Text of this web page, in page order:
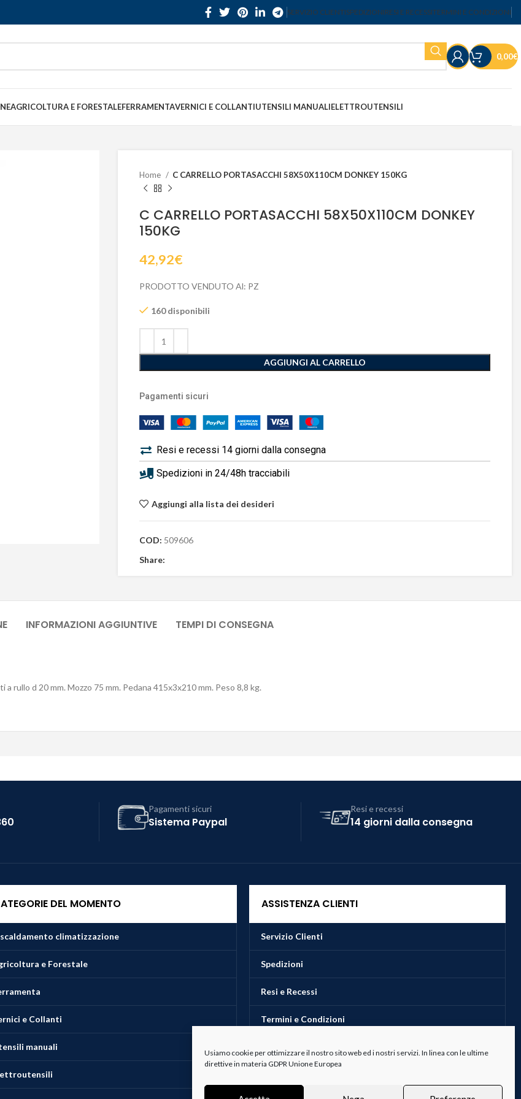
Usiamo cookie per ottimizzare il nostro sito web ed i nostri servizi. In linea con le ultime
direttive in materia GDPR Unione Europea
SERVIZIO CLIENTISPEDIZIONIRESI E RECESSITERMINI E CONDIZIONI
0,00€
AGRICOLTURA E FORESTALEFERRAMENTAVERNICI E COLLANTIUTENSILI MANUALIELETTROUTENSILI
Home C CARRELLO PORTASACCHI 58X50X110CM DONKEY 150KG
C CARRELLO PORTASACCHI 58X50X110CM DONKEY
150KG
42,92€
PRODOTTO VENDUTO Al: PZ
160 disponibili
AGGIUNGI AL CARRELLO
Pagamenti sicuri
Resi e recessi 14 giorni dalla consegna
Spedizioni in 24/48h tracciabili
Aggiungi alla lista dei desideri
COD: 509606
Share:
INFORMAZIONI AGGIUNTIVE TEMPI DI CONSEGNA
rullo d 20 mm. Mozzo 75 mm. Pedana 415x3x210 mm. Peso 8,8 kg.
Pagamenti sicuri
Sistema Paypal
Resi e recessi
14 giorni dalla consegna
DEL MOMENTO
climatizzazione
e Forestale
e Collanti
manuali
ASSISTENZA CLIENTI
Servizio Clienti
Spedizioni
Resi e Recessi
Termini e Condizioni